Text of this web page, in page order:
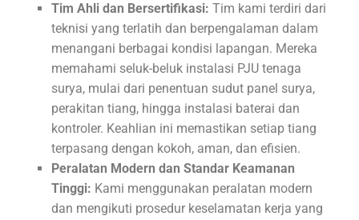
Tim Ahli dan Bersertifikasi: Tim kami terdiri dari
teknisi yang terlatih dan berpengalaman dalam
menangani berbagai kondisi lapangan. Mereka
memahami seluk-beluk instalasi PJU tenaga
surya, mulai dari penentuan sudut panel surya,
perakitan tiang, hingga instalasi baterai dan
kontroler. Keahlian ini memastikan setiap tiang
terpasang dengan kokoh, aman, dan efisien.
Peralatan Modern dan Standar Keamanan
Tinggi: Kami menggunakan peralatan modern
dan mengikuti prosedur keselamatan kerja yang